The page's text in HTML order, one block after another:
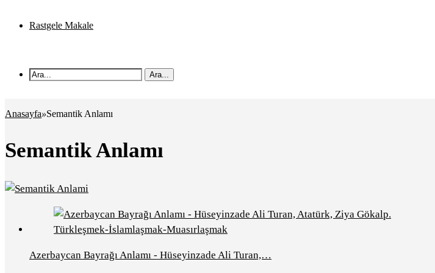
Rastgele Makale
Ara...
Anasayfa»Semantik Anlamı
Semantik Anlamı
Azerbaycan Bayrağı Anlamı - Hüseyinzade Ali Turan,…